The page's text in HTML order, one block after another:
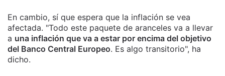
En cambio, sí que espera que la inflación se vea
afectada. "Todo este paquete de aranceles va a llevar
a una inflación que va a estar por encima del objetivo
del Banco Central Europeo. Es algo transitorio", ha
dicho.